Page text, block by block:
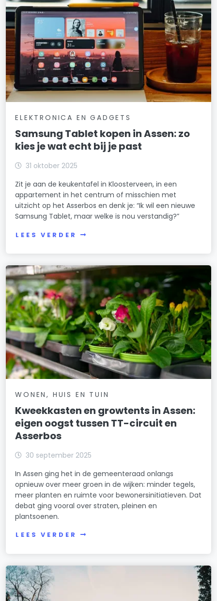
ELEKTRONICA EN GADGETS
Samsung Tablet kopen in Assen: zo
kies je wat echt bij je past
31 oktober 2025
Zit je aan de keukentafel in Kloosterveen, in een
appartement in het centrum of misschien met
uitzicht op het Asserbos en denk je: “Ik wil een nieuwe
Samsung Tablet, maar welke is nou verstandig?”
LEES VERDER
WONEN, HUIS EN TUIN
Kweekkasten en growtents in Assen:
eigen oogst tussen TT-circuit en
Asserbos
30 september 2025
In Assen ging het in de gemeenteraad onlangs
opnieuw over meer groen in de wijken: minder tegels,
meer planten en ruimte voor bewonersinitiatieven. Dat
debat ging vooral over straten, pleinen en
plantsoenen.
LEES VERDER